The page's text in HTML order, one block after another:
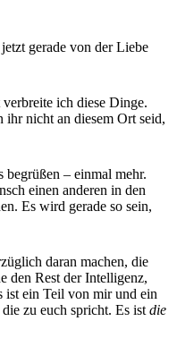
gerade von der Liebe
ich diese Dinge.
nicht an diesem Ort seid,
– einmal mehr.
einen anderen in den
Es wird gerade so sein,
daran machen, die
den Rest der Intelligenz,
ist ein Teil von mir und ein
zu euch spricht. Es ist die